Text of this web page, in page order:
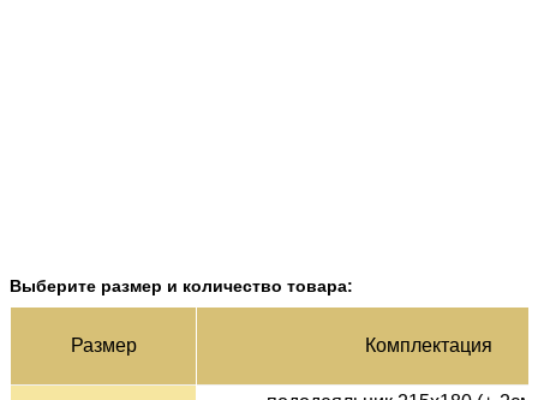
Выберите размер и количество товара:
Раз­мер Ком­плек­тация